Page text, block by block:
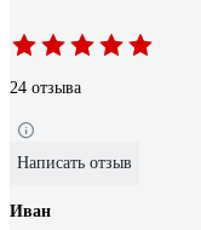
24 отзыва
Написать отзыв
Иван